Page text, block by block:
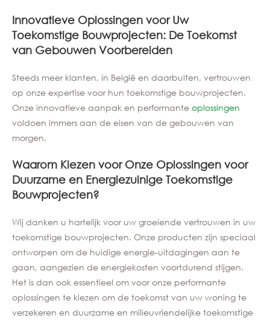
Innovatieve Oplossingen voor Uw
Toekomstige Bouwprojecten: De Toekomst
van Gebouwen Voorbereiden
Steeds meer klanten, in België en daarbuiten, vertrouwen
op onze expertise voor hun toekomstige bouwprojecten.
Onze innovatieve aanpak en performante oplossingen
voldoen immers aan de eisen van de gebouwen van
morgen.
Waarom Kiezen voor Onze Oplossingen voor
Duurzame en Energiezuinige Toekomstige
Bouwprojecten?
Wij danken u hartelijk voor uw groeiende vertrouwen in uw
toekomstige bouwprojecten. Onze producten zijn speciaal
ontworpen om de huidige energie-uitdagingen aan te
gaan, aangezien de energiekosten voortdurend stijgen.
Het is dan ook essentieel om voor onze performante
oplossingen te kiezen om de toekomst van uw woning te
verzekeren en duurzame en milieuvriendelijke toekomstige